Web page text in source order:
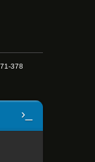
378